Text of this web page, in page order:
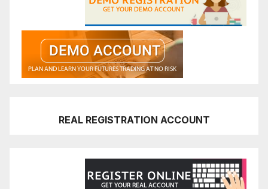
REAL REGISTRATION ACCOUNT